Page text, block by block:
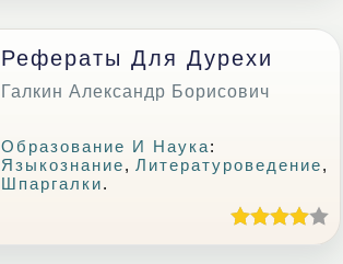
Рефераты Для Дурехи
Галкин Александр Борисович
Образование И Наука:
Языкознание,Литературоведение,
Шпаргалки.